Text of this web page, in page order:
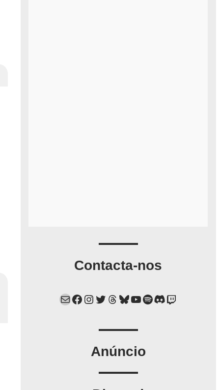
Contacta-nos
Mail Facebook Instagram Twitter Threads Bluesky YouTube Spotify Discord Twitch
Anúncio